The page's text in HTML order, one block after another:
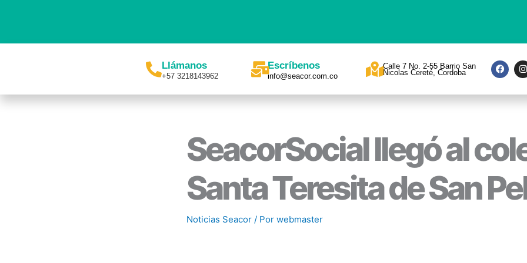
Llámanos
+57 3218143962
Escríbenos
info@seacor.com.co
Calle 7 No. 2-55 Barrio San
Nicolas Cereté, Cordoba
F
a
c
I
n
s
SeacorSocial llegó al
Santa Teresita de San
Noticias Seacor / Por webmaster